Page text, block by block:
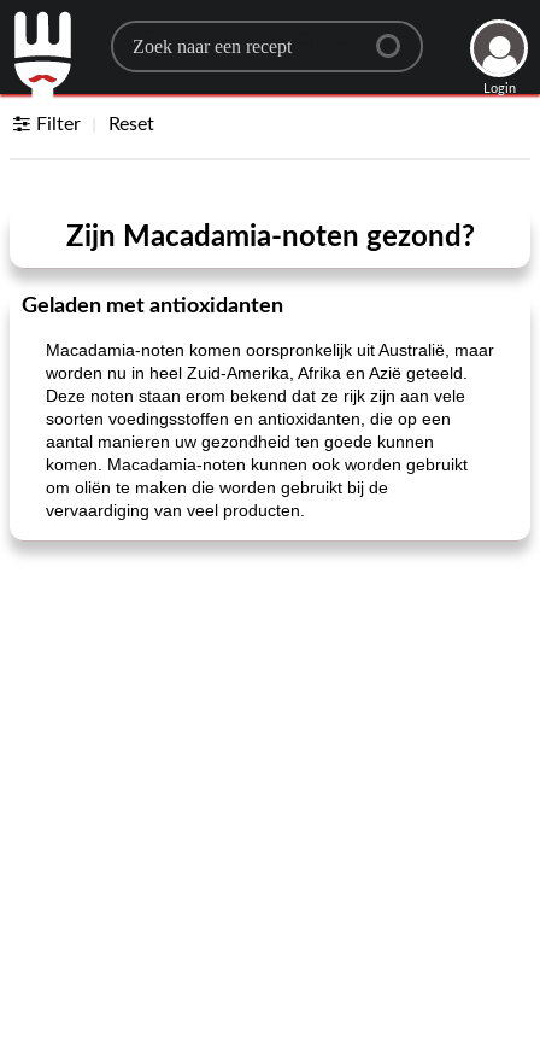
Search for a recipe
Login
Filter Reset
Zijn Macadamia-noten gezond?
Geladen met antioxidanten
Macadamia-noten komen oorspronkelijk uit Australië, maar
worden nu in heel Zuid-Amerika, Afrika en Azië geteeld.
Deze noten staan ​​erom bekend dat ze rijk zijn aan vele
soorten voedingsstoffen en antioxidanten, die op een
aantal manieren uw gezondheid ten goede kunnen
komen. Macadamia-noten kunnen ook worden gebruikt
om oliën te maken die worden gebruikt bij de
vervaardiging van veel producten.